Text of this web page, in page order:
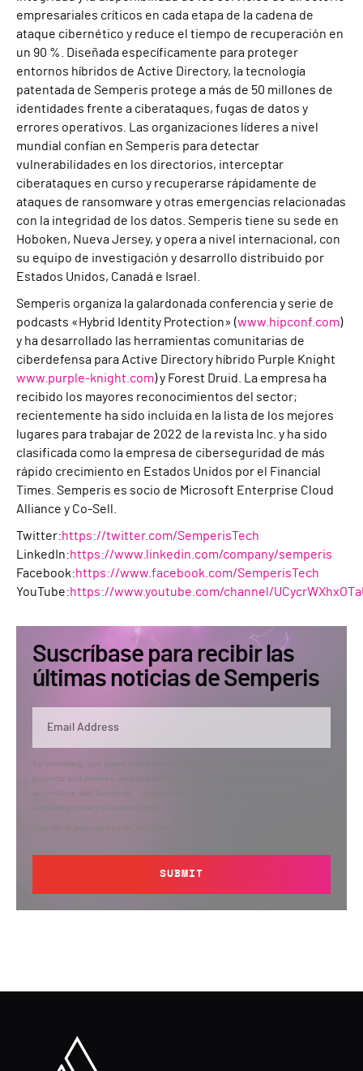
empresariales críticos en cada etapa de la cadena de
ataque cibernético y reduce el tiempo de recuperación en
un 90 %. Diseñada específicamente para proteger
entornos híbridos de Active Directory, la tecnología
patentada de Semperis protege a más de 50 millones de
identidades frente a ciberataques, fugas de datos y
errores operativos. Las organizaciones líderes a nivel
mundial confían en Semperis para detectar
vulnerabilidades en los directorios, interceptar
ciberataques en curso y recuperarse rápidamente de
ataques de ransomware y otras emergencias relacionadas
con la integridad de los datos. Semperis tiene su sede en
Hoboken, Nueva Jersey, y opera a nivel internacional, con
su equipo de investigación y desarrollo distribuido por
Estados Unidos, Canadá e Israel.
Semperis organiza la galardonada conferencia y serie de
podcasts «Hybrid Identity Protection» (www.hipconf.com)
y ha desarrollado las herramientas comunitarias de
ciberdefensa para Active Directory híbrido Purple Knight
www.purple-knight.com) y Forest Druid. La empresa ha
recibido los mayores reconocimientos del sector;
recientemente ha sido incluida en la lista de los mejores
lugares para trabajar de 2022 de la revista Inc. y ha sido
clasificada como la empresa de ciberseguridad de más
rápido crecimiento en Estados Unidos por el Financial
Times. Semperis es socio de Microsoft Enterprise Cloud
Alliance y Co-Sell.
Twitter:https://twitter.com/SemperisTech
LinkedIn:https://www.linkedin.com/company/semperis
Facebook:https://www.facebook.com/SemperisTech
YouTube:https://www.youtube.com/channel/
Suscríbase para recibir las
últimas noticias de Semperis
By submitting, you agree that Semperis may send you information regarding its
products and services, and use and process your personal information in
accordance with Semperis’
contacting privacy@semperis.com.
This site is protected by reCAPTCHA.
SUBMIT